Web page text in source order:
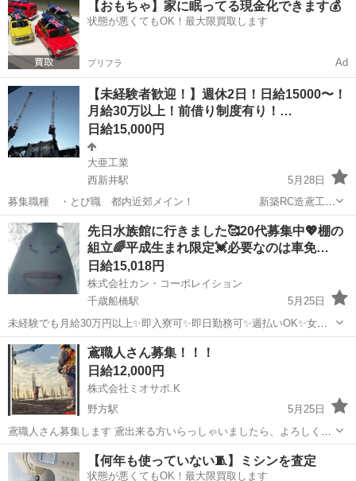
イク･自転車通勤OK✨手ぶら面接OK✨未経験者OK✨WワークOK✨友達
と応募もOK✨シフ...
【おもちゃ】家に眠ってる現金化できます💰
状態が悪くてもOK！最大限買取します
プリフラ Ad
【未経験者歓迎！】週休2日！日給15000〜！
月給30万以上！前借り制度有り！…
日給15,000円
大亜工業
西新井駅
5月28日
募集職種 ・とび職 都内近郊メイン！ 新築RC造鳶工事
工事現場の仮設足場の組み立てや、工事現場を囲ってい
る白い囲いの組み立てなど、色々な作業があります。 初めての方も1
から丁寧に教えていくので...
東京 足立区 西新井駅 鳶職 足場
先日水族館に行きました🥰20代募集中💖棚の
組立🌈平成生まれ限定💓必要なのは車免…
日給15,018円
株式会社カン・コーポレイション
千歳船橋駅
5月25日
未経験でも月給30万円以上✨即入寮可✨即日勤務可✨週払いOK✨女性
OK✨派手髪OK✨ピアスOK✨ネイルOK✨髭さんOK✨私服通勤OK✨バ
イク･自転車通勤OK✨手ぶら面接OK✨未経験者OK✨WワークOK✨友達
と応募もOK✨シフ...
東京 世田谷区 千歳船橋駅
鳶職人さん募集！！！
日給12,000円
株式会社ミオサポ.K
野方駅
5月25日
鳶職人さん募集します 鳶出来る方いらっしゃいましたら、よろしくお
願いします。 千葉、都内、神奈川、埼玉と 色々な現場があります。
興味のある方よろしくお願いします。 真面目で 遅刻、欠勤のない方よ
東京 中野区 野方駅 スポット
【何年も使っていない🧵】ミシンを査定
状態が悪くてもOK！最大限買取します